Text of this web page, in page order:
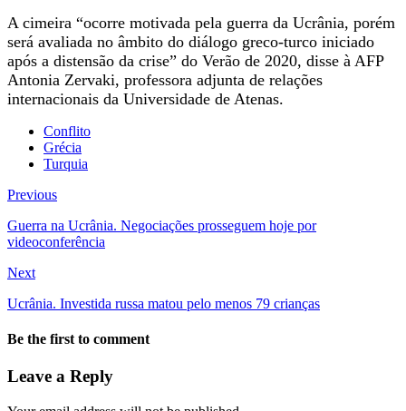
A cimeira “ocorre motivada pela guerra da Ucrânia, porém
será avaliada no âmbito do diálogo greco-turco iniciado
após a distensão da crise” do Verão de 2020, disse à AFP
Antonia Zervaki, professora adjunta de relações
internacionais da Universidade de Atenas.
Conflito
Grécia
Turquia
Previous
Guerra na Ucrânia. Negociações prosseguem hoje por
videoconferência
Next
Ucrânia. Investida russa matou pelo menos 79 crianças
Be the first to comment
Leave a Reply